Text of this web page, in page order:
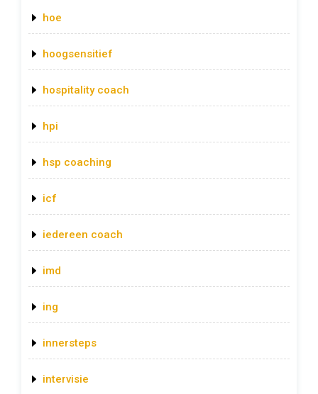
hoe
hoogsensitief
hospitality coach
hpi
hsp coaching
icf
iedereen coach
imd
ing
innersteps
intervisie